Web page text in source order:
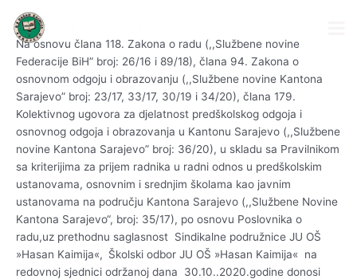
content
Na osnovu člana 118. Zakona o radu (,,Službene novine
Federacije BiH” broj: 26/16 i 89/18), člana 94. Zakona o
osnovnom odgoju i obrazovanju (,,Službene novine Kantona
Sarajevo” broj: 23/17, 33/17, 30/19 i 34/20), člana 179.
Kolektivnog ugovora za djelatnost predškolskog odgoja i
osnovnog odgoja i obrazovanja u Kantonu Sarajevo (,,Službene
novine Kantona Sarajevo” broj: 36/20), u skladu sa Pravilnikom
sa kriterijima za prijem radnika u radni odnos u predškolskim
ustanovama, osnovnim i srednjim školama kao javnim
ustanovama na području Kantona Sarajevo (,,Službene Novine
Kantona Sarajevo“, broj: 35/17), po osnovu Poslovnika o
radu,uz prethodnu saglasnost Sindikalne podružnice JU OŠ
»Hasan Kaimija«, Školski odbor JU OŠ »Hasan Kaimija« na
redovnoj sjednici održanoj dana 30.10..2020.godine donosi
navigation